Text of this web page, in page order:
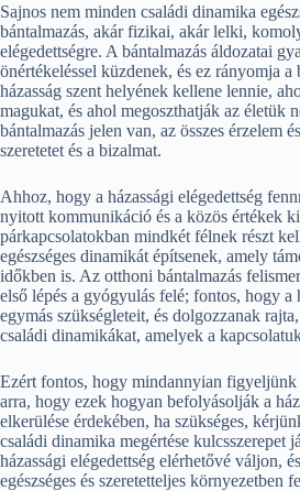
Sajnos nem minden családi dinamika
bántalmazás, akár fizikai, akár lelki,
elégedettségre. A bántalmazás áldozatai
önértékeléssel küzdenek, és ez rányomja
házasság szent helyének kellene lennie,
magukat, és ahol megoszthatják az életük
bántalmazás jelen van, az összes érzelem
szeretetet és a bizalmat.
Ahhoz, hogy a házassági elégedettség
nyitott kommunikáció és a közös értékek
párkapcsolatokban mindkét félnek részt
egészséges dinamikát építsenek, amely
időkben is. Az otthoni bántalmazás
első lépés a gyógyulás felé; fontos, hogy a
egymás szükségleteit, és dolgozzanak
családi dinamikákat, amelyek a
Ezért fontos, hogy mindannyian figyeljünk
arra, hogy ezek hogyan befolyásolják a
elkerülése érdekében, ha szükséges,
családi dinamika megértése kulcsszerepet
házassági elégedettség elérhetővé váljon,
egészséges és szeretetteljes környezetben